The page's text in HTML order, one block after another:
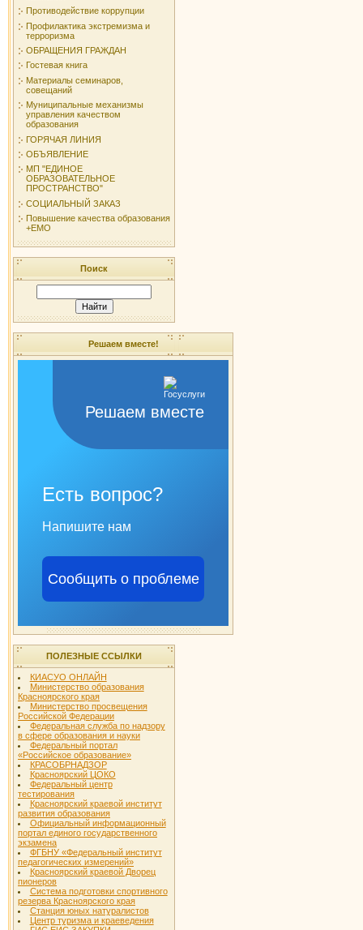
Противодействие коррупции
Профилактика экстремизма и
терроризма
ОБРАЩЕНИЯ ГРАЖДАН
Гостевая книга
Материалы семинаров,
совещаний
Муниципальные механизмы
управления качеством
образования
ГОРЯЧАЯ ЛИНИЯ
ОБЪЯВЛЕНИЕ
МП "ЕДИНОЕ
ОБРАЗОВАТЕЛЬНОЕ
ПРОСТРАНСТВО"
СОЦИАЛЬНЫЙ ЗАКАЗ
Повышение качества образования
+ЕМО
Поиск
Решаем вместе!
Решаем вместе
Есть вопрос?
Напишите нам
Сообщить о проблеме
ПОЛЕЗНЫЕ ССЫЛКИ
КИАСУО ОНЛАЙН
Министерство образования
Красноярского края
Министерство просвещения
Российской Федерации
Федеральная служба по надзору
в сфере образования и науки
Федеральный портал
«Российское образование»
КРАСОБРНАДЗОР
Красноярский ЦОКО
Федеральный центр
тестирования
Красноярский краевой институт
развития образования
Официальный информационный
портал единого государственного
экзамена
ФГБНУ «Федеральный институт
педагогических измерений»
Красноярский краевой Дворец
пионеров
Система подготовки спортивного
резерва Красноярского края
Станция юных натуралистов
Центр туризма и краеведения